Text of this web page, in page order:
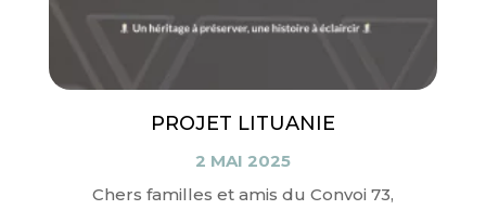
PROJET LITUANIE
2 MAI 2025
Chers familles et amis du Convoi 73,